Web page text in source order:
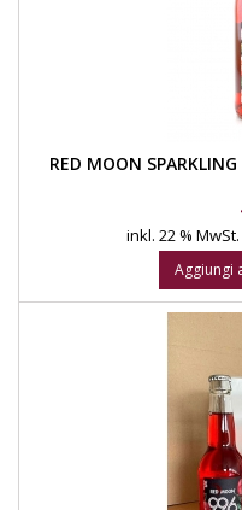
RED MOON
inkl. 22 % MwSt.
Aggiungi